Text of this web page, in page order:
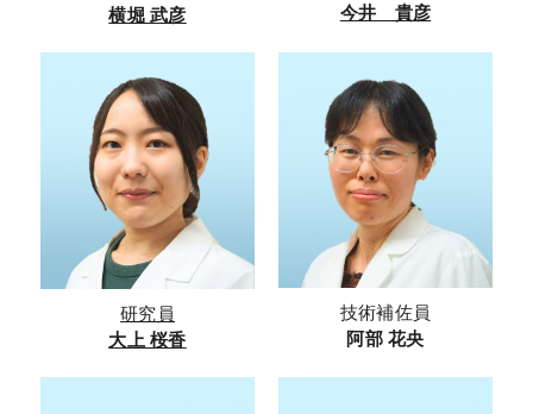
横堀 武彦
今井 貴彦
研究員
大上 桜香
技術補佐員
阿部 花央